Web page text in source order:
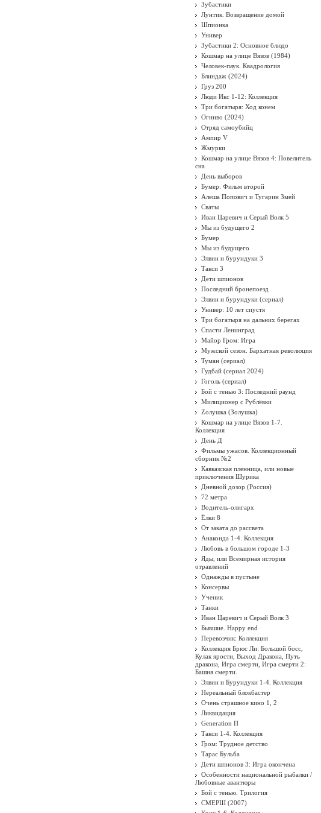
Зубастики
Лунтик. Возвращение домой
Шпионка
Универ
Зубастики 2: Основное блюдо
Кошмар на улице Вязов (1984)
Человек-паук. Квадрология
Блиндаж (2024)
Груз 200
Люди Икс 1-12: Коллекция
Три богатыря: Ход конем
Огниво (2024)
Отряд самоубийц
Ампир V
Жмурки
Кошмар на улице Вязов 4: Повелитель
сна
День выборов
Бумер: Фильм второй
Алеша Попович и Тугарин Змей
Сваты
Иван Царевич и Серый Волк 5
Мы из будущего 2
Бумер
Мы из будущего
Элвин и бурундуки 3
Такси 3
Дети шпионов
Последний бронепоезд
Элвин и бурундуки (сериал)
Универ: 10 лет спустя
Три богатыря на дальних берегах
Спасти Ленинград
Майор Гром: Игра
Мужской сезон. Бархатная революция
Туман (сериал)
Гудбай (сериал 2024)
Гоголь (сериал)
Бой с тенью 3: Последний раунд
Милиционер с Рублёвки
Zолушка (Золушка)
Кошмар на улице Вязов 1-7.
Коллекция
День Д
Фильмы ужасов. Коллекционный
сборник №2
Кавказская пленница, или новые
приключения Шурика
Дневной дозор (Россия)
72 метра
Водитель-олигарх
Ёлки 8
От заката до рассвета
Анаконда 1-4. Коллекция
Любовь в большом городе 1-3
Яды, или Всемирная история
отравлений
Однажды в пустыне
Консервы
Ученик
Танки
Иван Царевич и Серый Волк 3
Бывшие. Happy end
Перевозчик: Коллекция
Коллекция Брюс Ли: Большой босс,
Кулак ярости, Выход Дракона, Путь
дракона, Игра смерти, Игра смерти 2:
Башня смерти.
Элвин и Бурундуки 1-4. Коллекция
Нереальный блокбастер
Очень страшное кино 1, 2
Ликвидация
Generation П
Такси 1-4. Коллекция
Гром: Трудное детство
Тарас Бульба
Дети шпионов 3: Игра окончена
Особенности национальной рыбалки /
Любовные авантюры
Бой с тенью. Трилогия
СМЕРШ (2007)